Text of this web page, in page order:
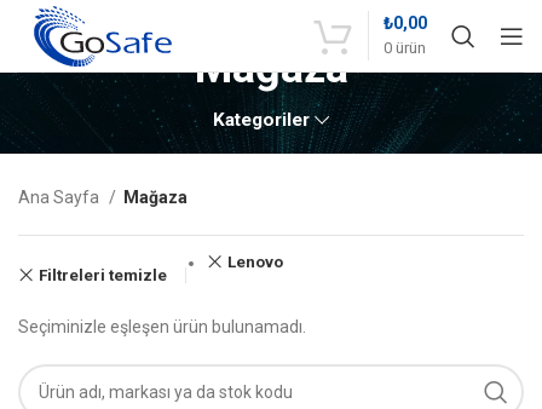
0 ürün
₺0,00
Mağaza
Kategoriler
Ana Sayfa Mağaza
Filtreleri temizle
Lenovo
Seçiminizle eşleşen ürün bulunamadı.